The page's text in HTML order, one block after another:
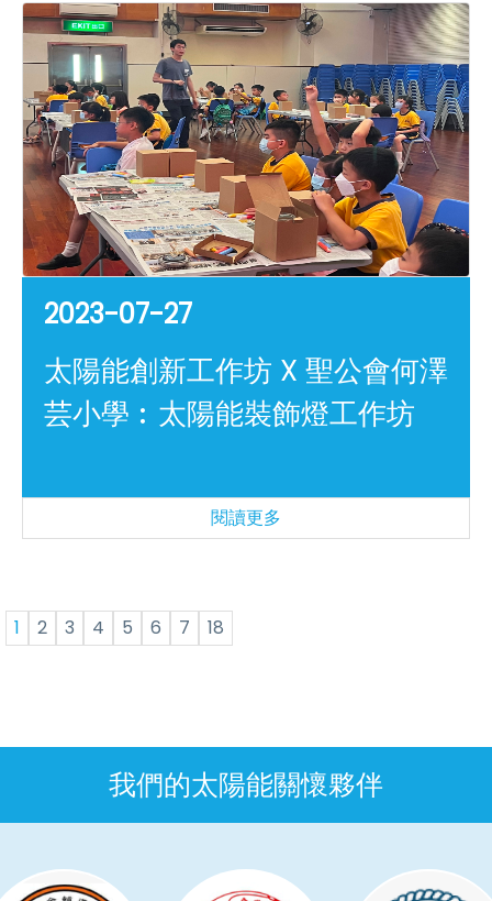
2023-07-27
太陽能創新工作坊 X 聖公會何澤
芸小學︰太陽能裝飾燈工作坊
閱讀更多
1 2 3 4 5 6 7 18
我們的太陽能關懷夥伴